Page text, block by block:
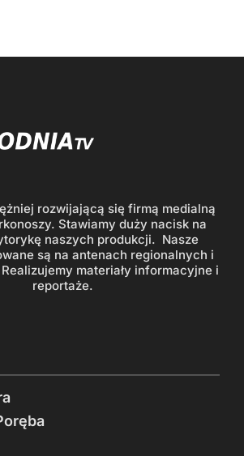
rozwijającą się firmą medialną
Stawiamy duży nacisk na
naszych produkcji. Nasze
są na antenach regionalnych i
materiały informacyjne i
reportaże.